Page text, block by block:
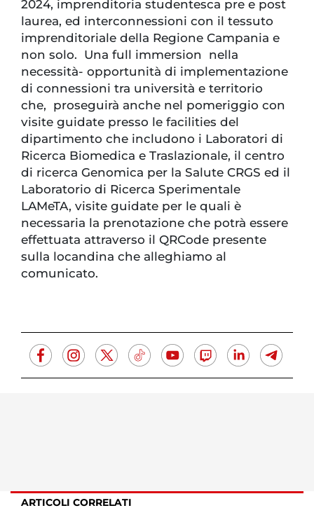
2024, imprenditoria studentesca pre e post
laurea, ed interconnessioni con il tessuto
imprenditoriale della Regione Campania e
non solo. Una full immersion nella
necessità- opportunità di implementazione
di connessioni tra università e territorio
che, proseguirà anche nel pomeriggio con
visite guidate presso le facilities del
dipartimento che includono i Laboratori di
Ricerca Biomedica e Traslazionale, il centro
di ricerca Genomica per la Salute CRGS ed il
Laboratorio di Ricerca Sperimentale
LAMeTA, visite guidate per le quali è
necessaria la prenotazione che potrà essere
effettuata attraverso il QRCode presente
sulla locandina che alleghiamo al
comunicato.
ARTICOLI CORRELATI